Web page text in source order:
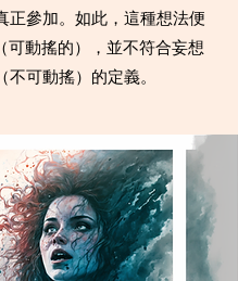
正參加。如此，這種想法便
可動搖的），並不符合妄想
不可動搖）的定義。